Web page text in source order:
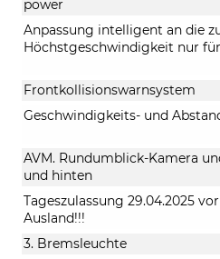
power
Anpassung intelligent an die
Höchstgeschwindigkeit nur
Frontkollisionswarnsystem
Geschwindigkeits- und
AVM. Rundumblick-Kamera
und hinten
Tageszulassung 29.04.2025
Ausland!!!
3. Bremsleuchte